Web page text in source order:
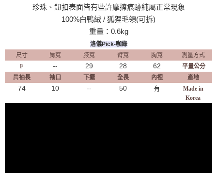
珍珠、鈕扣表面皆有些許摩擦痕跡純屬正常現象
100%白鴨絨 / 狐狸毛領(可拆)
重量：0.6kg
洛儀Pick-咖綠
尺寸
肩寬 腋寬 臂寬 胸寬
測量方式
F
-- 29 28 62
平量公分
肩袖長 袖口 下擺 全長 內裡 產地
74 10 -- 50 有
Made in
Korea